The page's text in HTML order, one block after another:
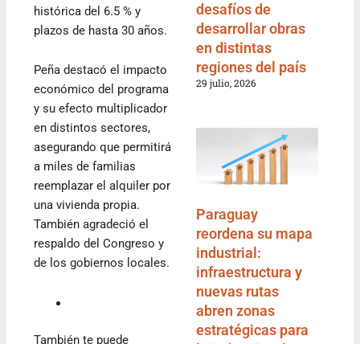
histórica del 6.5 % y
plazos de hasta 30 años.
Peña destacó el impacto
económico del programa
y su efecto multiplicador
en distintos sectores,
asegurando que permitirá
a miles de familias
reemplazar el alquiler por
una vivienda propia.
También agradeció el
respaldo del Congreso y
de los gobiernos locales.
También te puede
desafíos de
desarrollar obras
en distintas
regiones del país
29 julio, 2026
Paraguay
reordena su mapa
industrial:
infraestructura y
nuevas rutas
abren zonas
estratégicas para